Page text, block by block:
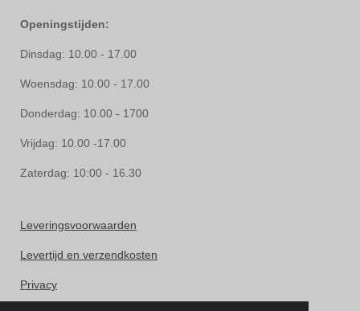
Openingstijden:
Dinsdag: 10.00 - 17.00
Woensdag: 10.00 - 17.00
Donderdag: 10.00 - 1700
Vrijdag: 10.00 -17.00
Zaterdag: 10:00 - 16.30
Leveringsvoorwaarden
Levertijd en verzendkosten
Privacy